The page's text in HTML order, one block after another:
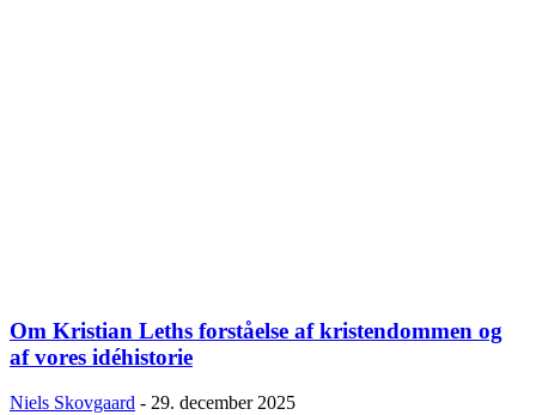
Om Kristian Leths forståelse af kristendommen og
af vores idéhistorie
Niels Skovgaard - 29. december 2025